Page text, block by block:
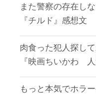
また警察の存在し
『チルド』感想文
肉食った犯人探し
『映画ちいかわ
もっと本気でホラ